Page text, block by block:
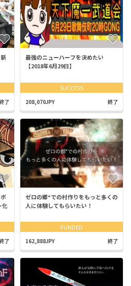
了
最強のニューハーフを決めたい
【2018年6月29日】
SUCCESS
208,070JPY 終了
化
了
ゼロの郷*での村作りをもっと多くの
人に体験してもらいたい！
FUNDED
162,888JPY 終了